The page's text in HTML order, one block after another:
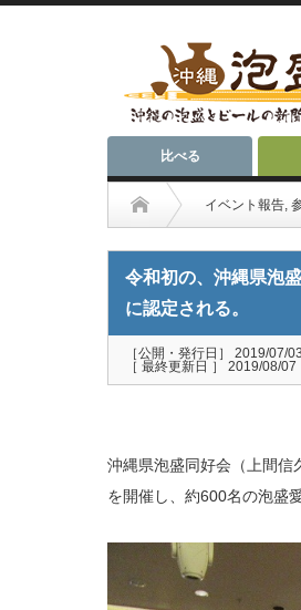
比べる
イベント報告,
令和初の、沖縄県泡
に認定される。
［公開・発行日］ 2019/07/03
［ 最終更新日 ］ 2019/08/07
沖縄県泡盛同好会（上間信
を開催し、約600名の泡盛